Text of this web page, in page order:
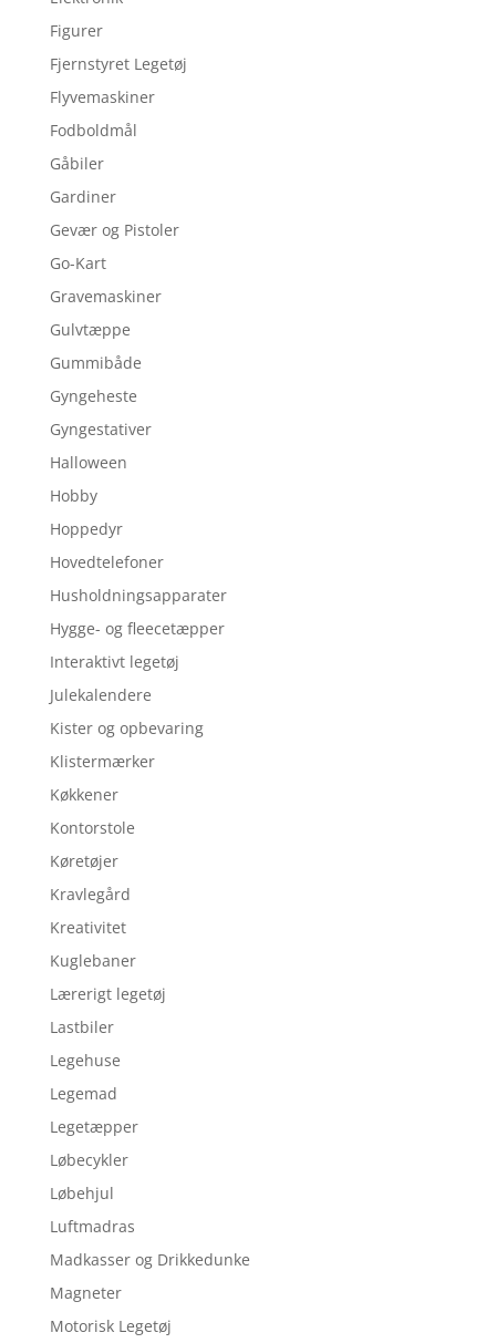
Figurer
Fjernstyret Legetøj
Flyvemaskiner
Fodboldmål
Gåbiler
Gardiner
Gevær og Pistoler
Go-Kart
Gravemaskiner
Gulvtæppe
Gummibåde
Gyngeheste
Gyngestativer
Halloween
Hobby
Hoppedyr
Hovedtelefoner
Husholdningsapparater
Hygge- og fleecetæpper
Interaktivt legetøj
Julekalendere
Kister og opbevaring
Klistermærker
Køkkener
Kontorstole
Køretøjer
Kravlegård
Kreativitet
Kuglebaner
Lærerigt legetøj
Lastbiler
Legehuse
Legemad
Legetæpper
Løbecykler
Løbehjul
Luftmadras
Madkasser og Drikkedunke
Magneter
Motorisk Legetøj